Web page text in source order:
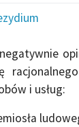
i usług: